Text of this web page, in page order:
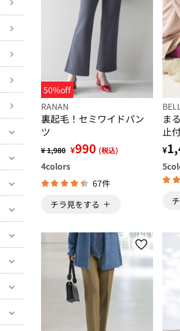
50%off
RANAN
裏起毛！セミワイドパン
ツ
¥ 1,980 ¥990 (税込)
4colors
67件
チラ見をする
ま
止
¥
5